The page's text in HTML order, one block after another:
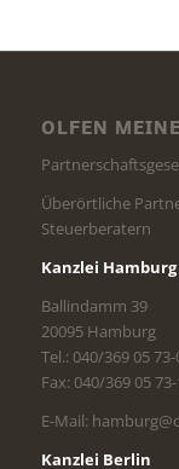
OLFEN
Überörtliche
Steuerberatern
Kanzlei Hamburg
Ballindamm 39
20095 Hamburg
Tel.: 040/369 05 73-
Fax: 040/369 05 73-
E-Mail:
Kanzlei Berlin